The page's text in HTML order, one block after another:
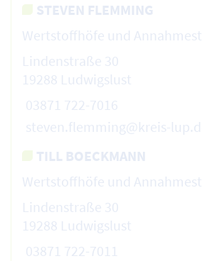
STEVEN FLEMMING
Wertstoffhöfe und
Lindenstraße 30
19288 Ludwigslust
03871 722-7016
steven.flemming@kreis-
TILL BOECKMANN
Wertstoffhöfe und
Lindenstraße 30
19288 Ludwigslust
03871 722-7011